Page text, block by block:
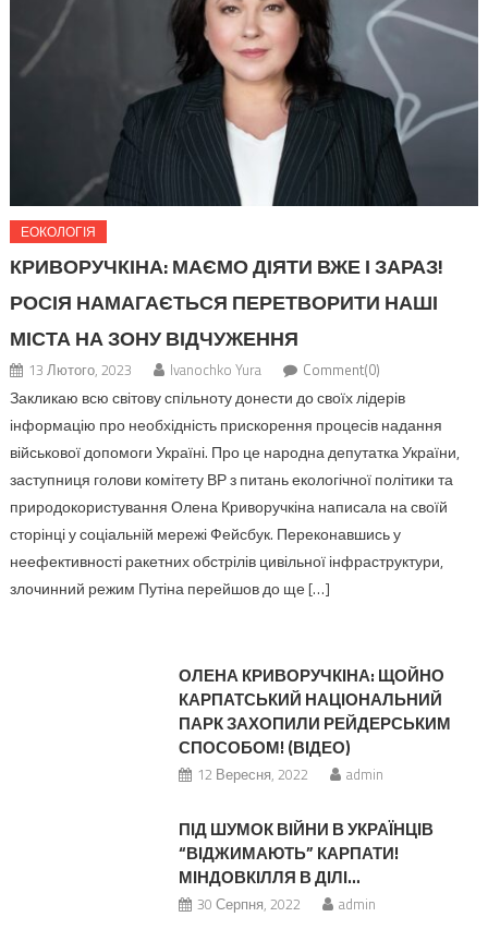
ЕОКОЛОГІЯ
КРИВОРУЧКІНА: МАЄМО ДІЯТИ ВЖЕ І ЗАРАЗ!
РОСІЯ НАМАГАЄТЬСЯ ПЕРЕТВОРИТИ НАШІ
МІСТА НА ЗОНУ ВІДЧУЖЕННЯ
13 Лютого, 2023 Ivanochko Yura Comment(0)
Закликаю всю світову спільноту донести до своїх лідерів
інформацію про необхідність прискорення процесів надання
військової допомоги Україні. Про це народна депутатка України,
заступниця голови комітету ВР з питань екологічної політики та
природокористування Олена Криворучкіна написала на своїй
сторінці у соціальній мережі Фейсбук. Переконавшись у
неефективності ракетних обстрілів цивільної інфраструктури,
злочинний режим Путіна перейшов до ще […]
ОЛЕНА КРИВОРУЧКІНА: ЩОЙНО
КАРПАТСЬКИЙ НАЦІОНАЛЬНИЙ
ПАРК ЗАХОПИЛИ РЕЙДЕРСЬКИМ
СПОСОБОМ! (ВІДЕО)
12 Вересня, 2022 admin
ПІД ШУМОК ВІЙНИ В УКРАЇНЦІВ
“ВІДЖИМАЮТЬ” КАРПАТИ!
МІНДОВКІЛЛЯ В ДІЛІ…
30 Серпня, 2022 admin